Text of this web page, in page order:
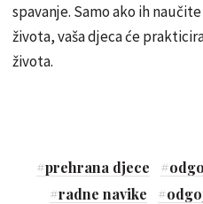
spavanje. Samo ako ih
života, vaša djeca će
života.
#prehrana djece #
#radne navike #